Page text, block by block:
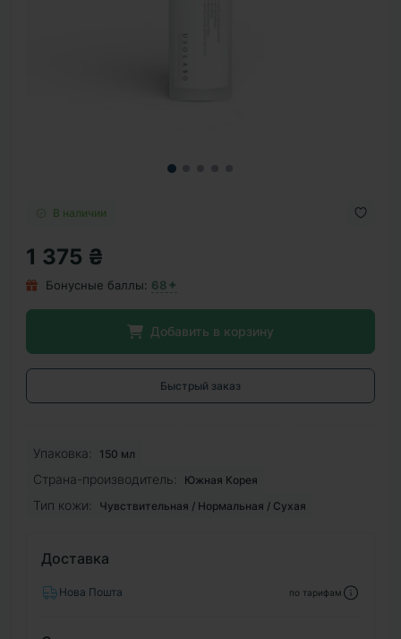
В наличии
1 375 ₴
Бонусные баллы: 68✦
Добавить в корзину
Быстрый заказ
Упаковка: 150 мл
Страна-производитель: Южная Корея
Тип кожи: Чувствительная / Нормальная / Сухая
Доставка
Нова Пошта по тарифам